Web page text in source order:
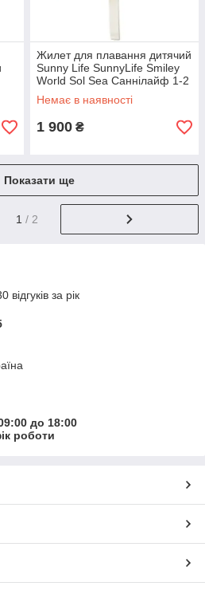
Жилет для плавання дитячий
Sunny Life SunnyLife Smiley
World Sol Sea Саннілайф 1-2
роки
Немає в наявності
1 900 ₴
Показати ще
1 / 2
за рік
до 18:00
роботи